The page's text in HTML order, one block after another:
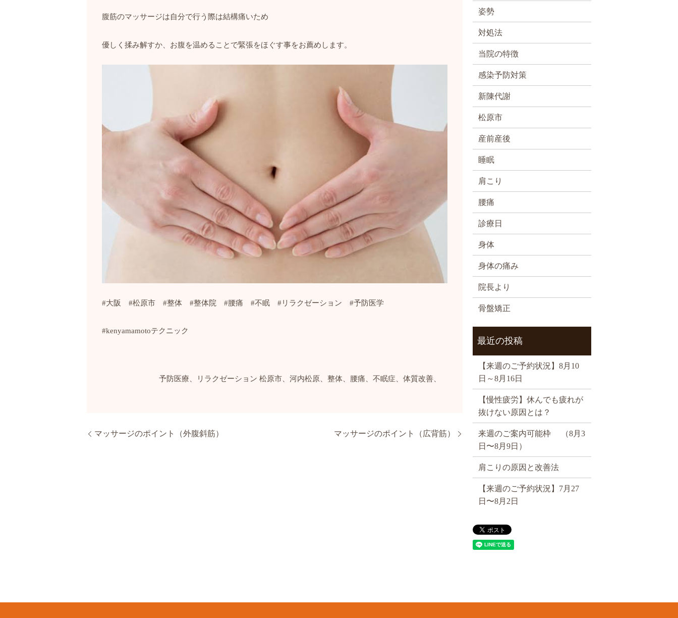
腹筋のマッサージは自分で行う際は結構痛いため
優しく揉み解すか、お腹を温めることで緊張をほぐす事をお薦めします。
#大阪 #松原市 #整体 #整体院 #腰痛 #不眠 #リラクゼーション #予防医学
#kenyamamotoテクニック
予防医療、リラクゼーション 松原市、河内松原、整体、腰痛、不眠症、体質改善、
マッサージのポイント（外腹斜筋） マッサージのポイント（広背筋）
姿勢
対処法
当院の特徴
感染予防対策
新陳代謝
松原市
産前産後
睡眠
肩こり
腰痛
診療日
身体
身体の痛み
院長より
骨盤矯正
最近の投稿
【来週のご予約状況】8月10
日～8月16日
【慢性疲労】休んでも疲れが
抜けない原因とは？
来週のご案内可能枠 （8月3
日〜8月9日）
肩こりの原因と改善法
【来週のご予約状況】7月27
日〜8月2日